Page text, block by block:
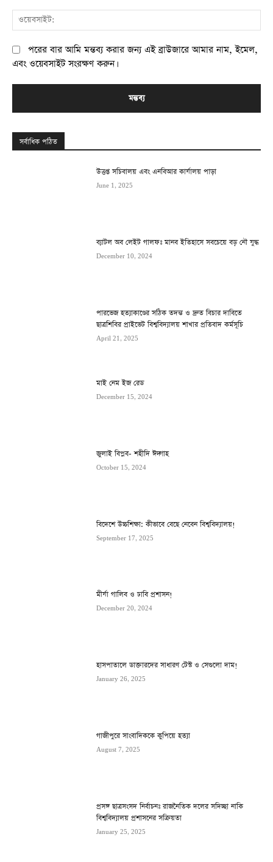
পরের বার আমি মন্তব্য করার জন্য এই ব্রাউজারে আমার নাম, ইমেল,
এবং ওয়েবসাইট সংরক্ষণ করুন।
সর্বাধিক পঠিত
উত্তপ্ত সচিবালয় এবং এনবিআর কার্যালয় পাড়া
June 1, 2025
ব্যাটল অব লেইট গালফঃ মানব ইতিহাসে সবচেয়ে বড় নৌ যুদ্ধ
December 10, 2024
পারভেজ হত্যাকাণ্ডের সঠিক তদন্ত ও দ্রুত বিচার দাবিতে
ছাত্রশিবির প্রাইভেট বিশ্ববিদ্যালয় শাখার প্রতিবাদ কর্মসূচি
April 21, 2025
মাই নেম ইজ রেড
December 15, 2024
জুলাই বিপ্লব- শহীদি ঈদ্গাহ
October 15, 2024
বিদেশে উচ্চশিক্ষা: কীভাবে বেছে নেবেন বিশ্ববিদ্যালয়!
September 17, 2025
মীর্যা গালিব ও ঢাবি প্রশাসন!
December 20, 2024
হাসপাতালে ডাক্তারদের সাধারণ টেস্ট ও সেগুলো দাম!
January 26, 2025
গাজীপুরে সাংবাদিককে কুপিয়ে হত্যা
August 7, 2025
প্রসঙ্গ ছাত্রসংসদ নির্বাচনঃ রাজনৈতিক দলের সদিচ্ছা নাকি
বিশ্ববিদ্যালয় প্রশাসনের সক্রিয়তা
January 25, 2025